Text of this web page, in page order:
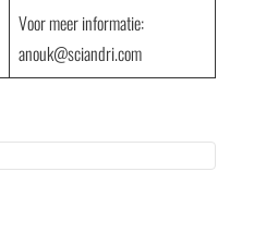
Voor meer informatie:
anouk@sciandri.com